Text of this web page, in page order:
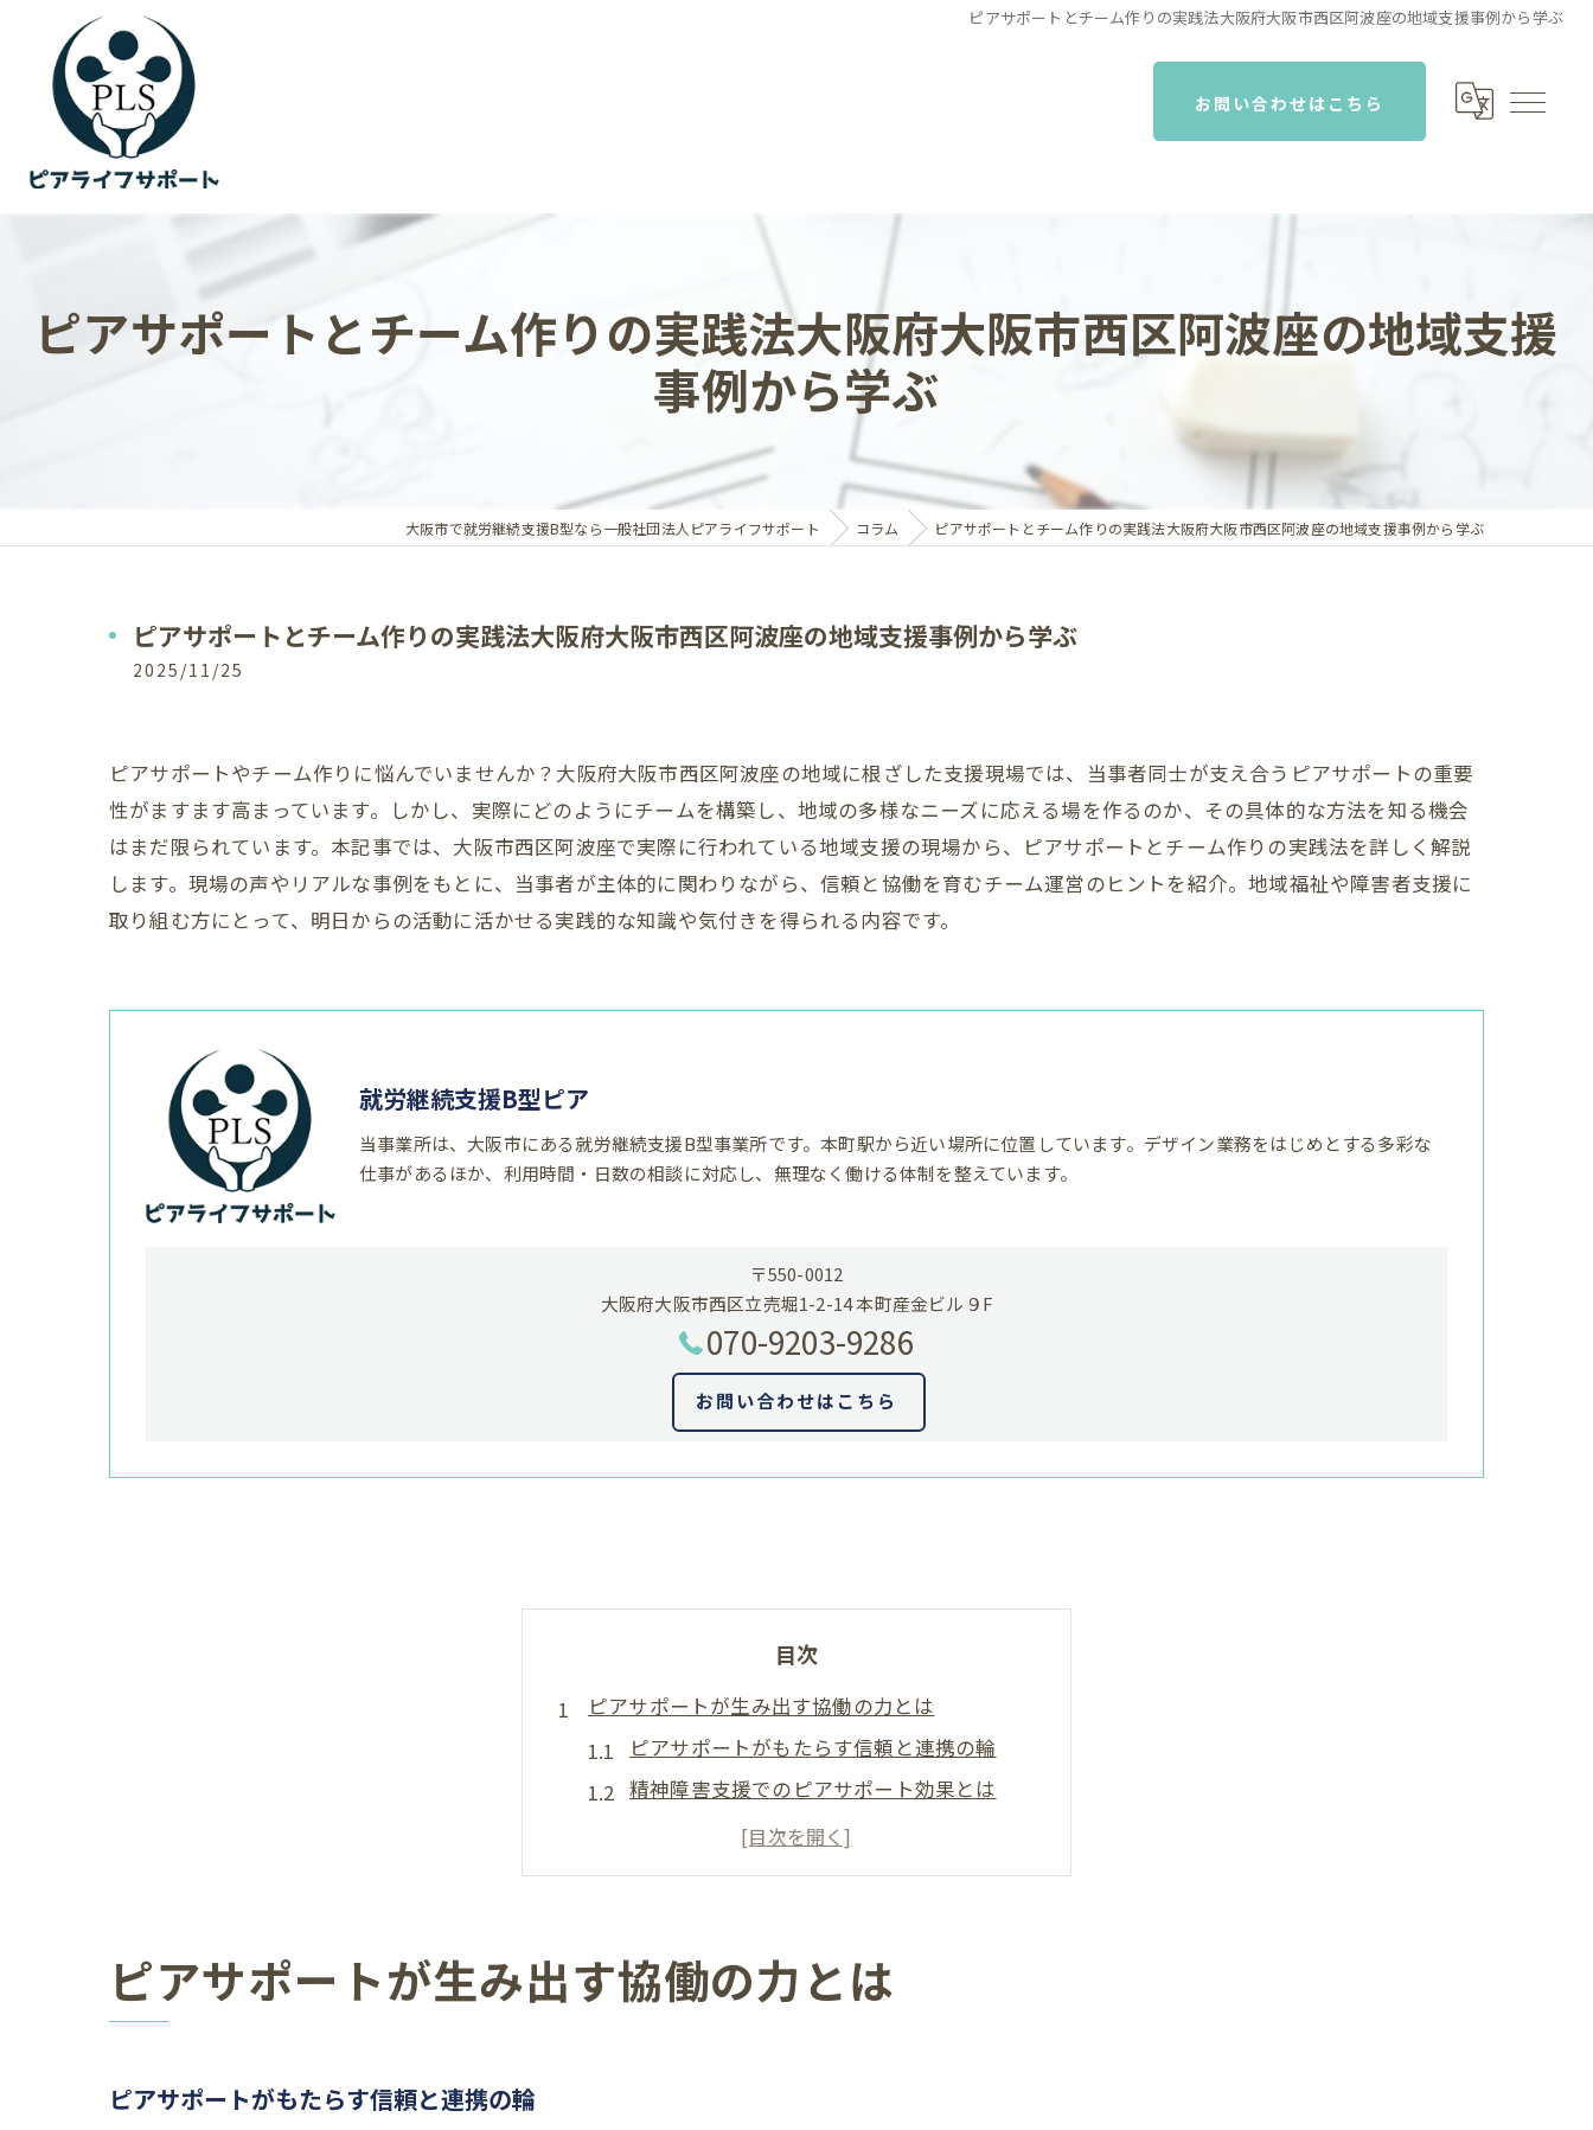
ピアサポートとチーム作りの実践法大阪府大阪市西区阿波座の地域支援事例から学ぶ
お問い合わせはこちら
ピアサポートとチーム作りの実践法大阪府大阪市西区阿波座の地域支援
事例から学ぶ
大阪市で就労継続支援B型なら一般社団法人ピアライフサポート コラム ピアサポートとチーム作りの実践法大阪府大阪市西区阿波座の地域支援事例から学ぶ
ピアサポートとチーム作りの実践法大阪府大阪市西区阿波座の地域支援事例から学ぶ
2025/11/25
ピアサポートやチーム作りに悩んでいませんか？大阪府大阪市西区阿波座の地域に根ざした支援現場では、当事者同士が支え合うピアサポートの重要
性がますます高まっています。しかし、実際にどのようにチームを構築し、地域の多様なニーズに応える場を作るのか、その具体的な方法を知る機会
はまだ限られています。本記事では、大阪市西区阿波座で実際に行われている地域支援の現場から、ピアサポートとチーム作りの実践法を詳しく解説
します。現場の声やリアルな事例をもとに、当事者が主体的に関わりながら、信頼と協働を育むチーム運営のヒントを紹介。地域福祉や障害者支援に
取り組む方にとって、明日からの活動に活かせる実践的な知識や気付きを得られる内容です。
就労継続支援B型ピア
当事業所は、大阪市にある就労継続支援B型事業所です。本町駅から近い場所に位置しています。デザイン業務をはじめとする多彩な
仕事があるほか、利用時間・日数の相談に対応し、無理なく働ける体制を整えています。
〒550-0012
大阪府大阪市西区立売堀1-2-14 本町産金ビル９F
070-9203-9286
お問い合わせはこちら
目次
ピアサポートが生み出す協働の力とは
ピアサポートがもたらす信頼と連携の輪
精神障害支援でのピアサポート効果とは
ピアサポート活動が広げる地域の可能性
ピアサポートの現場で生まれる協働の実例
チーム作りに役立つピアサポート実践例
ピアサポート実践例から学ぶ絆の深め方
ピアサポートが生み出す協働の力とは
ピアサポートがもたらす信頼と連携の輪